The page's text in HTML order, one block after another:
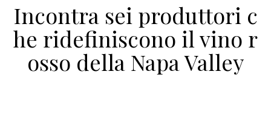
Incontra sei produttori c
he ridefiniscono il vino r
osso della Napa Valley